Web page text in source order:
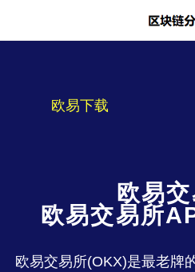
欧易下载
欧易
欧易交易所
欧易交易所(OKX)是最老牌